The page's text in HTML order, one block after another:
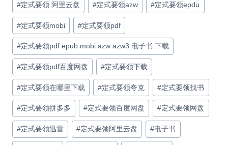
#定式要领 阿里云盘 #定式要领azw #定式要领epdu
#定式要领mobi #定式要领pdf
#定式要领pdf epub mobi azw azw3 电子书 下载
#定式要领pdf百度网盘 #定式要领下载
#定式要领在哪里下载 #定式要领夸克 #定式要领找书
#定式要领拼多多 #定式要领百度网盘 #定式要领网盘
#定式要领迅雷 #定式要领阿里云盘 #电子书